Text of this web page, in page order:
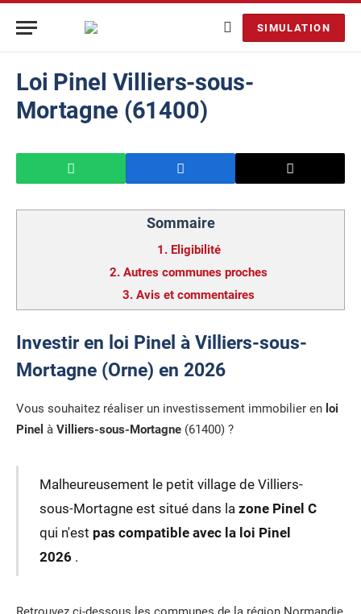
SIMULATION
Loi Pinel Villiers-sous-
Mortagne (61400)
Sommaire
1. Eligibilité
2. Autres communes proches
3. Avis et commentaires
Investir en loi Pinel à Villiers-sous-
Mortagne (Orne) en 2026
Vous souhaitez réaliser un investissement immobilier en loi
Pinel à Villiers-sous-Mortagne (61400) ?
Malheureusement le petit village de Villiers-
sous-Mortagne est situé dans la zone Pinel C
qui n'est pas compatible avec la loi Pinel
2026 .